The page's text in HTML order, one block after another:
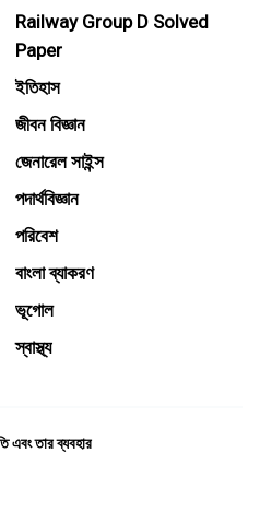
Railway Group D Solved
Paper
ইতিহাস
জীবন বিজ্ঞান
জেনারেল সাইন্স
পদার্থবিজ্ঞান
পরিবেশ
বাংলা ব্যাকরণ
ভূগোল
স্বাস্থ্য
এবং তার ব্যবহার